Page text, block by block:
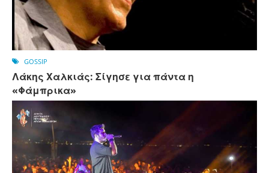
GOSSIP
Λάκης Χαλκιάς: Σίγησε για πάντα η
«Φάμπρικα»